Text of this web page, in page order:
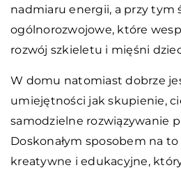
nadmiaru energii, a przy tym
ogólnorozwojowe, które
rozwój szkieletu i mięśni
W domu natomiast dobrze
umiejętności jak skupienie,
samodzielne rozwiązywanie
Doskonałym sposobem na to
kreatywne i edukacyjne,